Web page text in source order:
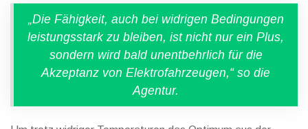
„Die Fähigkeit, auch bei widrigen Bedingungen
leistungsstark zu bleiben, ist nicht nur ein Plus,
sondern wird bald unentbehrlich für die
Akzeptanz von Elektrofahrzeugen,“ so die
Agentur.